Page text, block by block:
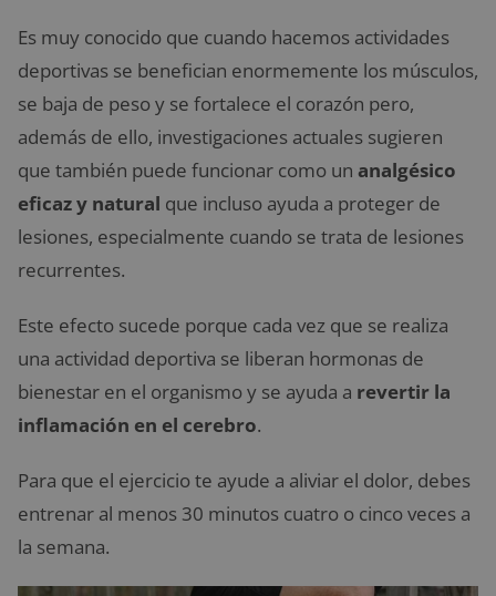
Es muy conocido que cuando hacemos actividades
deportivas se benefician enormemente los músculos,
se baja de peso y se fortalece el corazón pero,
además de ello, investigaciones actuales sugieren
que también puede funcionar como un analgésico
eficaz y natural que incluso ayuda a proteger de
lesiones, especialmente cuando se trata de lesiones
recurrentes.
Este efecto sucede porque cada vez que se realiza
una actividad deportiva se liberan hormonas de
bienestar en el organismo y se ayuda a revertir la
inflamación en el cerebro.
Para que el ejercicio te ayude a aliviar el dolor, debes
entrenar al menos 30 minutos cuatro o cinco veces a
la semana.